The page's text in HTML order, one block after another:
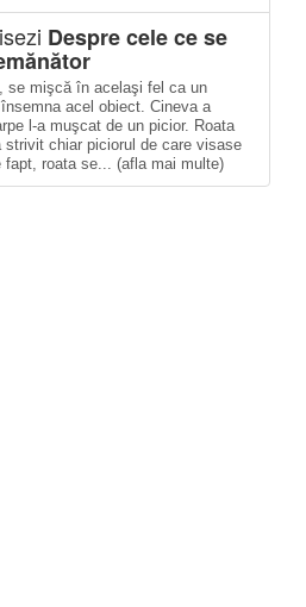
Despre cele ce se
se mişcă în acelaşi fel ca un
acel obiect. Cineva a
l-a muşcat de un picior. Roata
strivit chiar piciorul de care visase
roata se... (afla mai multe)